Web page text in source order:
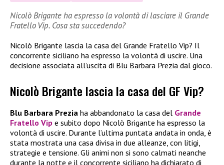
Nicolò Brigante ha espresso la volontà di lasciare il Grande
Fratello Vip. Cosa sta succedendo?
Nicolò Brigante lascia la casa del Grande Fratello Vip? Il
concorrente siciliano ha espresso la volontà di uscire. Una
decisione associata all’uscita di Blu Barbara Prezia dal gioco.
Nicolò Brigante lascia la casa del GF Vip?
Blu Barbara Prezia ha abbandonato la casa del Grande
Fratello Vip e subito dopo Nicolò Brigante ha espresso la
volontà di uscire. Durante l’ultima puntata andata in onda, è
stata mostrata una casa divisa in due alleanze, con litigi,
strategie e tensione. Gli animi non si sono calmati neanche
durante la notte e il concorrente siciliano ha dichiarato di